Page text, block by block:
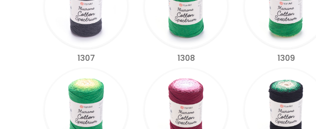
1307 1308 1309